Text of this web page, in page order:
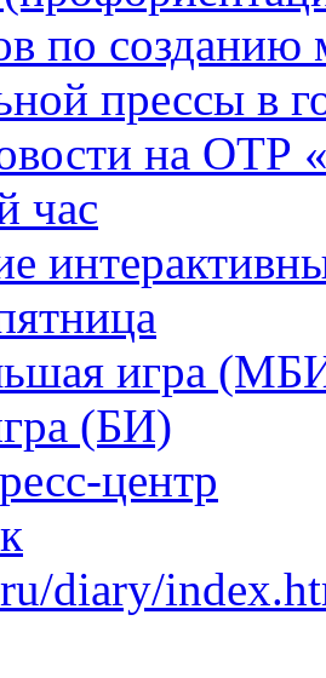
по созданию
прессы в
на ОТР
час
игра
(БИ)
центр
diary/